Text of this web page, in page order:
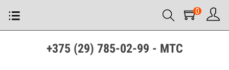
0
+375 (29) 785-02-99 - МТС